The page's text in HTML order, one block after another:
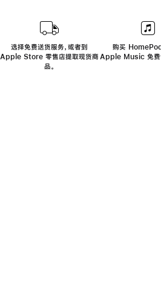
选择免费送货服务，或者到
Apple Store 零售店提取现货商
品。
购买
Apple Music 免费